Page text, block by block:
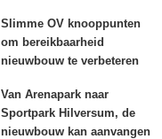
Slimme OV knooppunten
om bereikbaarheid
nieuwbouw te verbeteren
Van Arenapark naar
Sportpark Hilversum, de
nieuwbouw kan aanvangen